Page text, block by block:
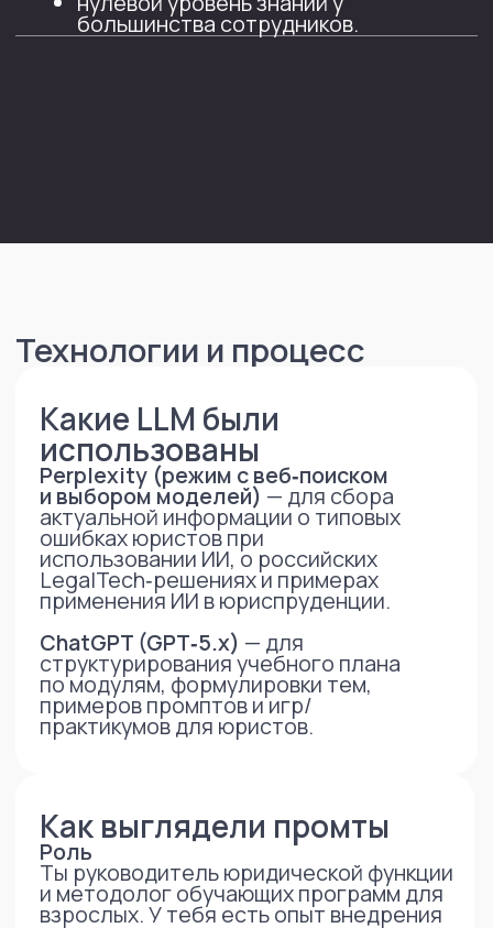
GigaChat) от специализированных
юридических (Нейроюрист, GigaLegal
«галлюцинируют»;
что такое промпт и контекстное
-2- Показывает, какие нейросети
бывают
мировые (ChatGPT, Claude и др.);
российские (YandexGPT,
GigaChat);
специализированные
юридические (Нейроюрист,
GigaLegal и др.).
-3- Отдельным блоком раскрывает
пользу для юриста
саммаризация больших
документов (решения судов,
договоры);
первичный анализ договоров
и поиск рисков;
подготовка черновиков писем,
претензий, процессуальных
документов;
помощь с Excel и таблицами
(матрицы полномочий, каталоги
работа с конфиденциальными
данными;
почему нельзя слепо доверять
ссылкам на судебную практику;
отличие бесплатных и платных
версий, общих
и специализированных решений.